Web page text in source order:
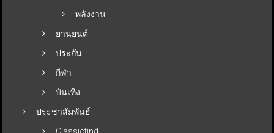
พลังงาน
ยานยนต์
ประกัน
กีฬา
บันเทิง
ประชาสัมพันธ์
Classicfind